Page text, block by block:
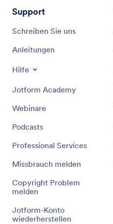
Support
Schreiben Sie uns
Anleitungen
Hilfe
Jotform Academy
Webinare
Podcasts
Professional Services
Missbrauch melden
Copyright Problem
melden
Jotform-Konto
wiederherstellen